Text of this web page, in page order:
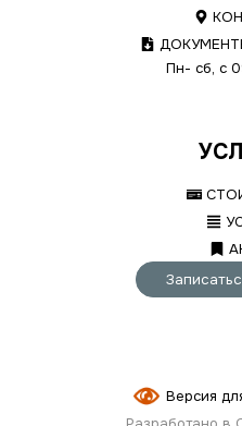
Пн- сб, с
Версия